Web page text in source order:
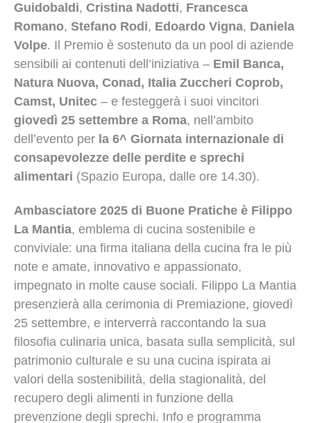
Guidobaldi, Cristina Nadotti, Francesca
Romano, Stefano Rodi, Edoardo Vigna, Daniela
Volpe. Il Premio è sostenuto da un pool di aziende
sensibili ai contenuti dell’iniziativa – Emil Banca,
Natura Nuova, Conad, Italia Zuccheri Coprob,
Camst, Unitec – e festeggerà i suoi vincitori
giovedì 25 settembre a Roma, nell’ambito
dell’evento per la 6^ Giornata internazionale di
consapevolezze delle perdite e sprechi
alimentari (Spazio Europa, dalle ore 14.30).
Ambasciatore 2025 di Buone Pratiche è Filippo
La Mantia, emblema di cucina sostenibile e
conviviale: una firma italiana della cucina fra le più
note e amate, innovativo e appassionato,
impegnato in molte cause sociali. Filippo La Mantia
presenzierà alla cerimonia di Premiazione, giovedì
25 settembre, e interverrà raccontando la sua
filosofia culinaria unica, basata sulla semplicità, sul
patrimonio culturale e su una cucina ispirata ai
valori della sostenibilità, della stagionalità, del
recupero degli alimenti in funzione della
prevenzione degli sprechi. Info e programma